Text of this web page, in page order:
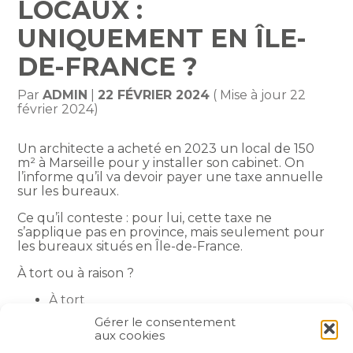
Gérer le consentement
aux cookies
LOCAUX :
UNIQUEMENT EN ÎLE-
DE-FRANCE ?
ParADMIN 22 FÉVRIER 2024 ( Mise à jour 22
février 2024)
Un architecte a acheté en 2023 un local de 150
m² à Marseille pour y installer son cabinet. On
l’informe qu’il va devoir payer une taxe annuelle
sur les bureaux.
Ce qu’il conteste : pour lui, cette taxe ne
s’applique pas en province, mais seulement pour
les bureaux situés en Île-de-France.
À tort ou à raison ?
À tort
À raison